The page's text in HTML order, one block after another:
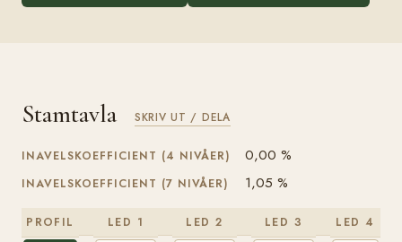
Stamtavla SKRIV UT / DELA
INAVELSKOEFFICIENT (4 NIVÅER) 0,00 %
INAVELSKOEFFICIENT (7 NIVÅER) 1,05 %
PROFIL LED 1 LED 2 LED 3 LED 4